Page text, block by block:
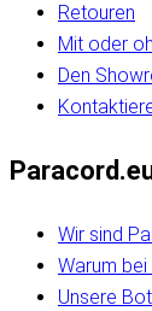
Retouren
Mit oder
Den
Wir sind
Warum
Unsere